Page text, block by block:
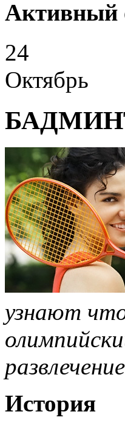
Активный
24
Октябрь
узнают
развлечение
История